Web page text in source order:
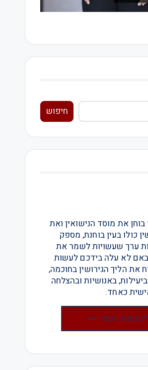
חיפוש
את מוסד הנישואין ואת
כולו בעין בוחנת, מספק
ערך שעשויות לשמר את
לא עלה בידכם לעשות
את הליך הגירושין בחוכמה,
באנושיות ובהצלחה
כאחד.
להזמנת הספר >>